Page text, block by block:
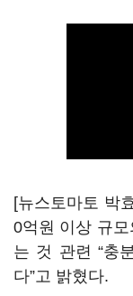
[뉴스토마토 박
0억원 이상 규
는 것 관련 “충
다”고 밝혔다.